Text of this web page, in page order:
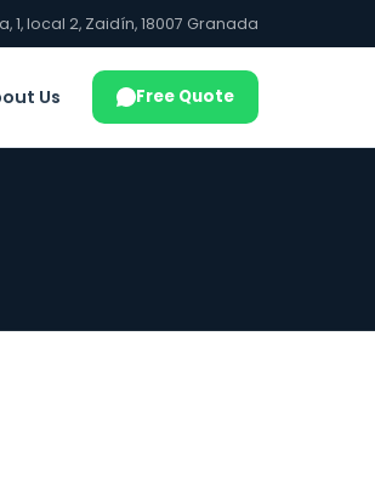
1, local 2, Zaidín, 18007 Granada
Us Free Quote